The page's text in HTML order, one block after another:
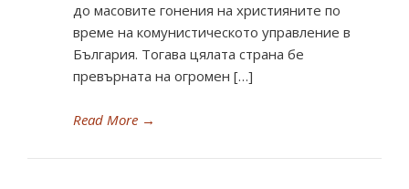
до масовите гонения на християните по
време на комунистическото управление в
България. Тогава цялата страна бе
превърната на огромен […]
Read More →